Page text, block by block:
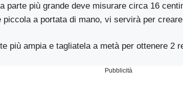
parte più grande deve misurare circa 16
piccola a portata di mano, vi servirà per
più ampia e tagliatela a metà per ottenere 2
Pubblicità